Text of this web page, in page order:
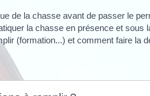
de la chasse avant de passer le
la chasse en présence et sous
(formation...) et comment faire la